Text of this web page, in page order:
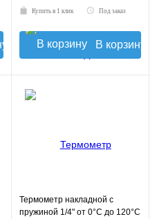
Купить в 1 клик Под заказ
В корзину
Термометр накладной с
пружиной 1/4" от 0°С до 120°С